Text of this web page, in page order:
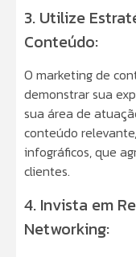
3. Utilize
Conteúdo:
O marketing de
demonstrar sua
sua área de
conteúdo
infográficos, que
clientes.
4. Invista em
Networking: